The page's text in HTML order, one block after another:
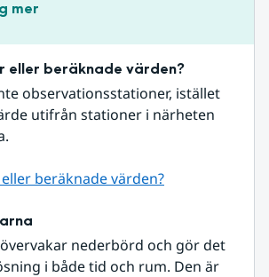
mer
eller beräknade värden?
observationsstationer, istället
utifrån stationer i närheten
beräknade värden?
nederbörd och gör det
i både tid och rum. Den är